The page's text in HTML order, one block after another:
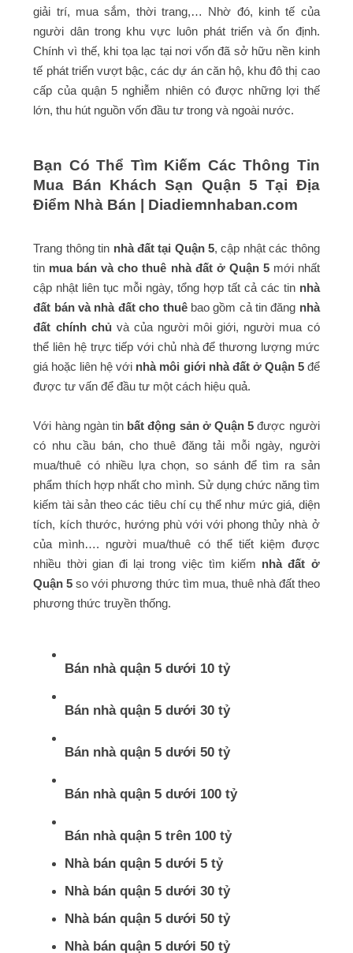
giải trí, mua sắm, thời trang,… Nhờ đó, kinh tế của
người dân trong khu vực luôn phát triển và ổn định.
Chính vì thế, khi tọa lạc tại nơi vốn đã sở hữu nền kinh
tế phát triển vượt bậc, các dự án căn hộ, khu đô thị cao
cấp của quận 5 nghiễm nhiên có được những lợi thế
lớn, thu hút nguồn vốn đầu tư trong và ngoài nước.
Bạn Có Thể Tìm Kiếm Các Thông Tin
Mua Bán Khách Sạn Quận 5 Tại Địa
Điểm Nhà Bán | Diadiemnhaban.com
Trang thông tin nhà đất tại Quận 5, cập nhật các thông
tin mua bán và cho thuê nhà đất ở Quận 5mới nhất
cập nhật liên tục mỗi ngày, tổng hợp tất cả các tin nhà
đất bán và nhà đất cho thuêbao gồm cả tin đăng nhà
đất chính chủvà của người môi giới, người mua có
thể liên hệ trực tiếp với chủ nhà để thương lượng mức
giá hoặc liên hệ với nhà môi giới nhà đất ở Quận 5để
được tư vấn để đầu tư một cách hiệu quả.
Với hàng ngàn tin bất động sản ở Quận 5 được người
có nhu cầu bán, cho thuê đăng tải mỗi ngày, người
mua/thuê có nhiều lựa chọn, so sánh để tìm ra sản
phẩm thích hợp nhất cho mình. Sử dụng chức năng tìm
kiếm tài sản theo các tiêu chí cụ thể như mức giá, diện
tích, kích thước, hướng phù với với phong thủy nhà ở
của mình…. người mua/thuê có thể tiết kiệm được
nhiều thời gian đi lại trong việc tìm kiếm nhà đất ở
Quận 5 so với phương thức tìm mua, thuê nhà đất theo
phương thức truyền thống.
Bán nhà quận 5 dưới 10 tỷ
Bán nhà quận 5 dưới 30 tỷ
Bán nhà quận 5 dưới 50 tỷ
Bán nhà quận 5 dưới 100 tỷ
Bán nhà quận 5 trên 100 tỷ
Nhà bán quận 5 dưới 5 tỷ
Nhà bán quận 5 dưới 30 tỷ
Nhà bán quận 5 dưới 50 tỷ
Nhà bán quận 5 dưới 50 tỷ